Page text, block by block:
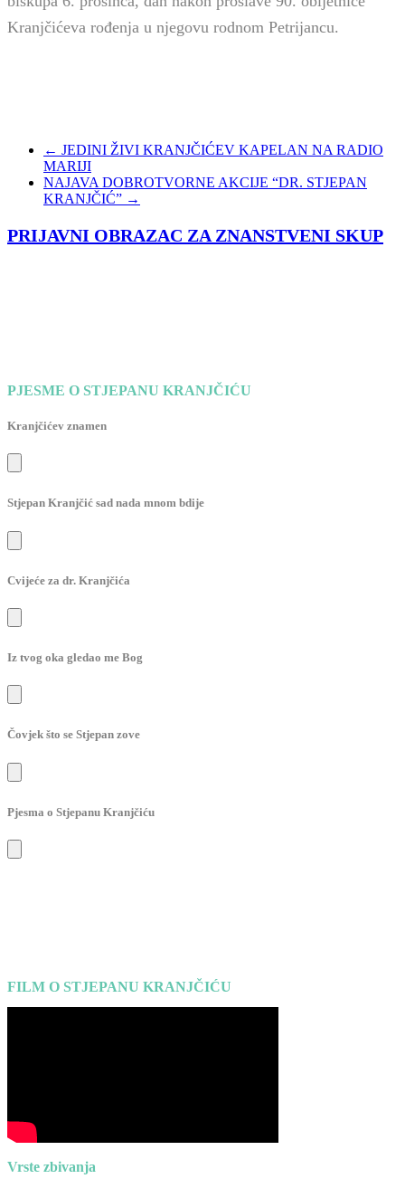
Kranjčićeva rođenja u njegovu rodnom Petrijancu.
← JEDINI ŽIVI KRANJČIĆEV KAPELAN NA RADIO
MARIJI
NAJAVA DOBROTVORNE AKCIJE “DR. STJEPAN
KRANJČIĆ” →
PRIJAVNI OBRAZAC ZA ZNANSTVENI SKUP
PJESME O STJEPANU KRANJČIĆU
Kranjčićev znamen
Stjepan Kranjčić sad nada mnom bdije
Cvijeće za dr. Kranjčića
Iz tvog oka gledao me Bog
Čovjek što se Stjepan zove
Pjesma o Stjepanu Kranjčiću
FILM O STJEPANU KRANJČIĆU
Vrste zbivanja